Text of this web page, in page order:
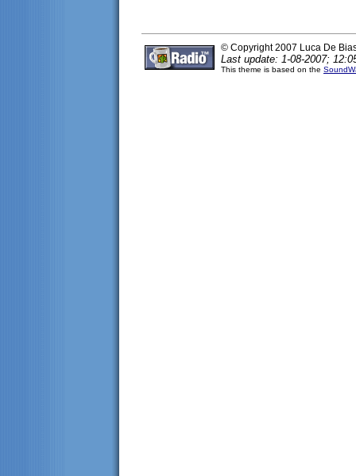
© Copyright 2007 Luca De
Last update: 1-08-2007;
This theme is based on the